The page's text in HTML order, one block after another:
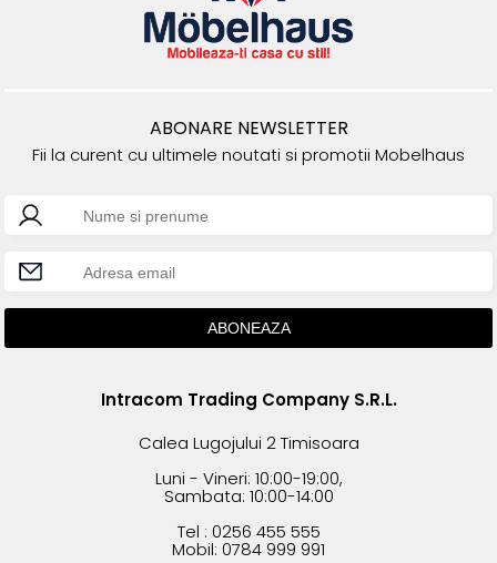
ABONARE NEWSLETTER
Fii la curent cu ultimele noutati si promotii Mobelhaus
Intracom Trading Company S.R.L.
Calea Lugojului 2 Timisoara
Luni - Vineri: 10:00-19:00,
Sambata: 10:00-14:00
Tel : 0256 455 555
Mobil: 0784 999 991